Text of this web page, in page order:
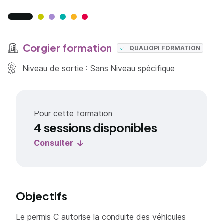
Corgier formation QUALIOPI FORMATION
Niveau de sortie : Sans Niveau spécifique
Pour cette formation
4 sessions disponibles
Consulter
Objectifs
Le permis C autorise la conduite des véhicules